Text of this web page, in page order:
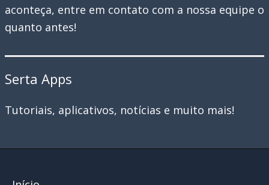
aconteça, entre em contato com a nossa equipe o
quanto antes!
Serta Apps
Tutoriais, aplicativos, notícias e muito mais!